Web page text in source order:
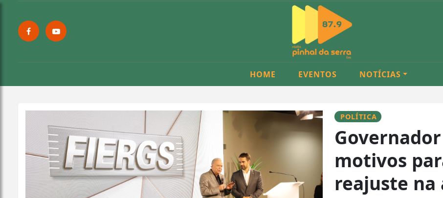
HOME EVENTOS NOTÍCIAS
POLÍTICA
Governador
motivos
reajuste na